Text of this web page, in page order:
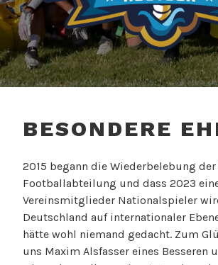
BALTIC BLUE
BESONDERE
2015 begann die Wiederbelebung
Footballabteilung und dass 2023
Vereinsmitglieder Nationalspieler
Deutschland auf internationaler
hätte wohl niemand gedacht. Zum
uns Maxim Alsfasser eines Besseren